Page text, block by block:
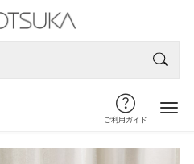
ご利用ガイド